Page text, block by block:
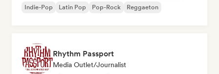
Indie-Pop
Latin Pop Pop-Rock Reggaeton
Rhythm Passport
Media Outlet/Journalist